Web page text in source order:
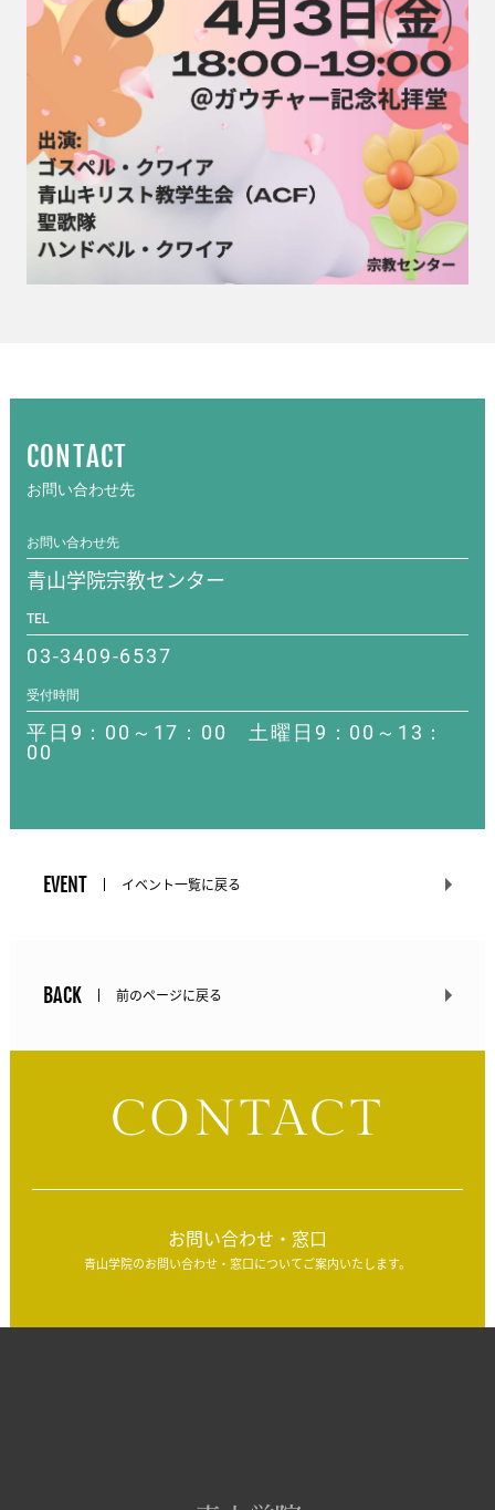
CONTACT
お問い合わせ先
お問い合わせ先
青山学院宗教センター
TEL
03-3409-6537
受付時間
平日9：00～17：00 土曜日9：00～13：
00
EVENT イベント一覧に戻る
BACK 前のページに戻る
CONTACT
お問い合わせ・窓口
青山学院のお問い合わせ・窓口についてご案内いたします。